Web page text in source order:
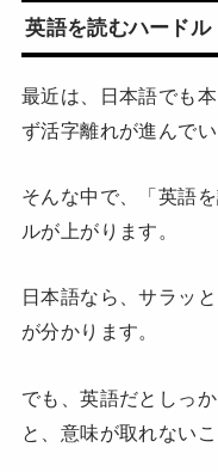
英語を読むハードル
最近は、日本語でも
ず活字離れが進んで
そんな中で、「英語
ルが上がります。
日本語なら、サラッ
が分かります。
でも、英語だとしっ
と、意味が取れないこ